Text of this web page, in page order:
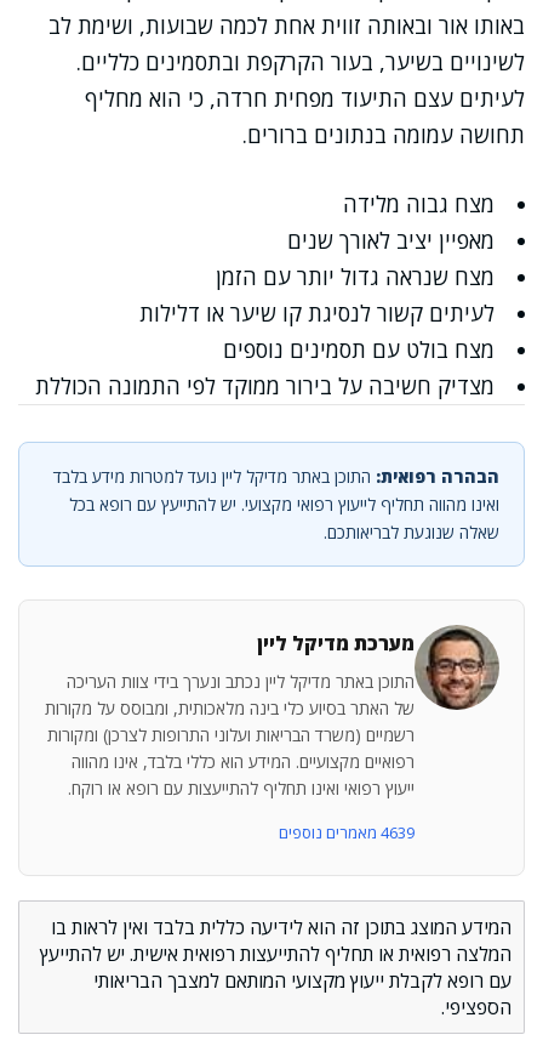
באותו אור ובאותה זווית אחת לכמה שבועות, ושימת לב
לשינויים בשיער, בעור הקרקפת ובתסמינים כלליים.
לעיתים עצם התיעוד מפחית חרדה, כי הוא מחליף
תחושה עמומה בנתונים ברורים.
מצח גבוה מלידה
מאפיין יציב לאורך שנים
מצח שנראה גדול יותר עם הזמן
לעיתים קשור לנסיגת קו שיער או דלילות
מצח בולט עם תסמינים נוספים
מצדיק חשיבה על בירור ממוקד לפי התמונה הכוללת
הבהרה רפואית: התוכן באתר מדיקל ליין נועד למטרות מידע בלבד
ואינו מהווה תחליף לייעוץ רפואי מקצועי. יש להתייעץ עם רופא בכל
שאלה שנוגעת לבריאותכם.
מערכת מדיקל ליין
התוכן באתר מדיקל ליין נכתב ונערך בידי צוות העריכה
של האתר בסיוע כלי בינה מלאכותית, ומבוסס על מקורות
רשמיים (משרד הבריאות ועלוני התרופות לצרכן) ומקורות
רפואיים מקצועיים. המידע הוא כללי בלבד, אינו מהווה
ייעוץ רפואי ואינו תחליף להתייעצות עם רופא או רוקח.
4639 מאמרים נוספים
המידע המוצג בתוכן זה הוא לידיעה כללית בלבד ואין לראות בו
המלצה רפואית או תחליף להתייעצות רפואית אישית. יש להתייעץ
עם רופא לקבלת ייעוץ מקצועי המותאם למצבך הבריאותי
הספציפי.